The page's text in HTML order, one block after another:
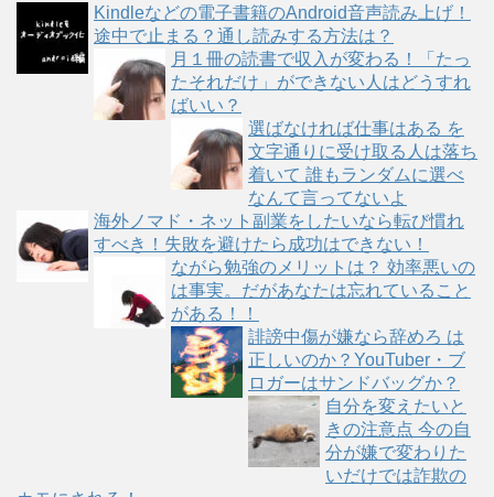
Kindleなどの電子書籍のAndroid音声読み上げ！
途中で止まる？通し読みする方法は？
月１冊の読書で収入が変わる！「たっ
たそれだけ」ができない人はどうすれ
ばいい？
選ばなければ仕事はある を
文字通りに受け取る人は落ち
着いて 誰もランダムに選べ
なんて言ってないよ
海外ノマド・ネット副業をしたいなら転び慣れ
すべき！失敗を避けたら成功はできない！
ながら勉強のメリットは？ 効率悪いの
は事実。だがあなたは忘れていること
がある！！
誹謗中傷が嫌なら辞めろ は
正しいのか？YouTuber・ブ
ロガーはサンドバッグか？
自分を変えたいと
きの注意点 今の自
分が嫌で変わりた
いだけでは詐欺の